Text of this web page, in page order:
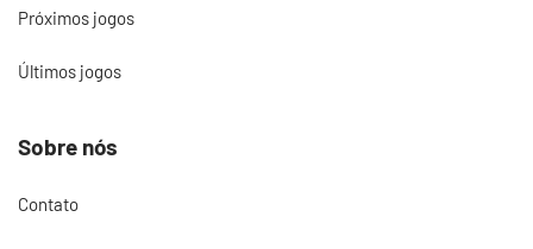
Próximos jogos
Últimos jogos
Sobre nós
Contato